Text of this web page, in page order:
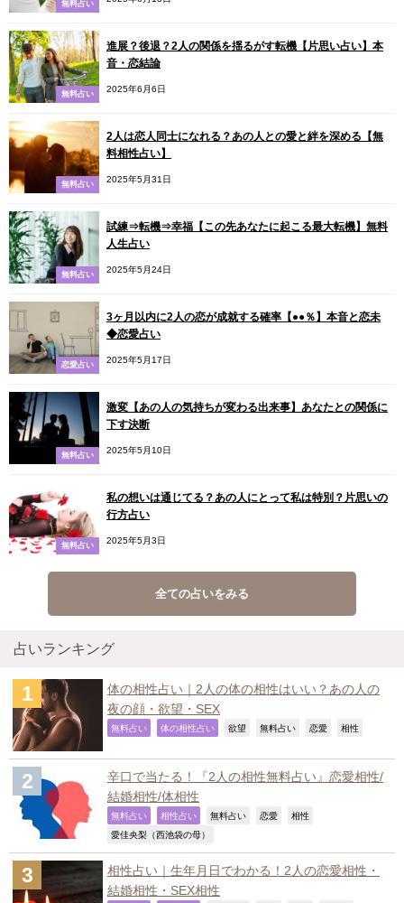
無料占い
無料占い
進展？後退？2人の関係を揺るがす転機【片思い占い】本
音・恋結論
2025年6月6日
無料占い
2人は恋人同士になれる？あの人との愛と絆を深める【無
料相性占い】
2025年5月31日
無料占い
試練⇒転機⇒幸福【この先あなたに起こる最大転機】無料
人生占い
2025年5月24日
恋愛占い
3ヶ月以内に2人の恋が成就する確率【●●％】本音と恋未
◆恋愛占い
2025年5月17日
無料占い
激変【あの人の気持ちが変わる出来事】あなたとの関係に
下す決断
2025年5月10日
無料占い
私の想いは通じてる？あの人にとって私は特別？片思いの
行方占い
2025年5月3日
全ての占いをみる
占いランキング
体の相性占い｜2人の体の相性はいい？あの人の
夜の顔・欲望・SEX
無料占い 体の相性占い 欲望 無料占い 恋愛 相性
辛口で当たる！『2人の相性無料占い』恋愛相性/
結婚相性/体相性
無料占い 相性占い 無料占い 恋愛 相性
愛佳央梨（西池袋の母）
相性占い｜生年月日でわかる！2人の恋愛相性・
結婚相性・SEX相性